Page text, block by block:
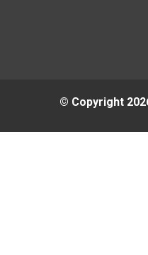
© Copyright